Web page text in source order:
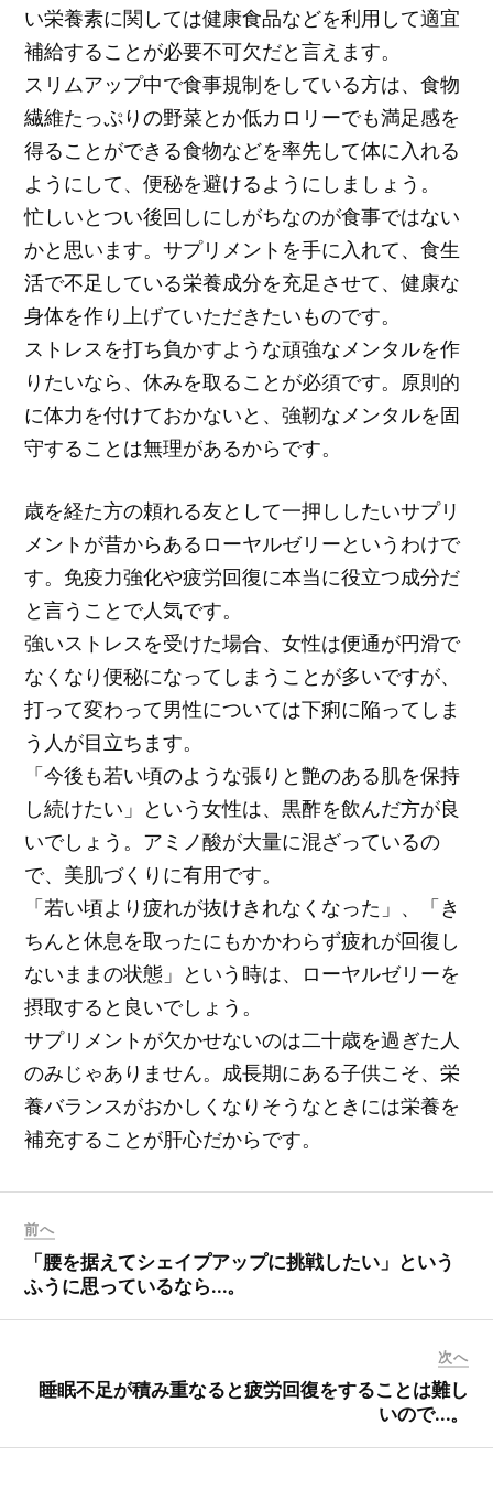
い栄養素に関しては健康食品などを利用して適宜
補給することが必要不可欠だと言えます。
スリムアップ中で食事規制をしている方は、食物
繊維たっぷりの野菜とか低カロリーでも満足感を
得ることができる食物などを率先して体に入れる
ようにして、便秘を避けるようにしましょう。
忙しいとつい後回しにしがちなのが食事ではない
かと思います。サプリメントを手に入れて、食生
活で不足している栄養成分を充足させて、健康な
身体を作り上げていただきたいものです。
ストレスを打ち負かすような頑強なメンタルを作
りたいなら、休みを取ることが必須です。原則的
に体力を付けておかないと、強靭なメンタルを固
守することは無理があるからです。
歳を経た方の頼れる友として一押ししたいサプリ
メントが昔からあるローヤルゼリーというわけで
す。免疫力強化や疲労回復に本当に役立つ成分だ
と言うことで人気です。
強いストレスを受けた場合、女性は便通が円滑で
なくなり便秘になってしまうことが多いですが、
打って変わって男性については下痢に陥ってしま
う人が目立ちます。
「今後も若い頃のような張りと艶のある肌を保持
し続けたい」という女性は、黒酢を飲んだ方が良
いでしょう。アミノ酸が大量に混ざっているの
で、美肌づくりに有用です。
「若い頃より疲れが抜けきれなくなった」、「き
ちんと休息を取ったにもかかわらず疲れが回復し
ないままの状態」という時は、ローヤルゼリーを
摂取すると良いでしょう。
サプリメントが欠かせないのは二十歳を過ぎた人
のみじゃありません。成長期にある子供こそ、栄
養バランスがおかしくなりそうなときには栄養を
補充することが肝心だからです。
前へ
「腰を据えてシェイプアップに挑戦したい」という
ふうに思っているなら…。
次へ
睡眠不足が積み重なると疲労回復をすることは難し
いので…。